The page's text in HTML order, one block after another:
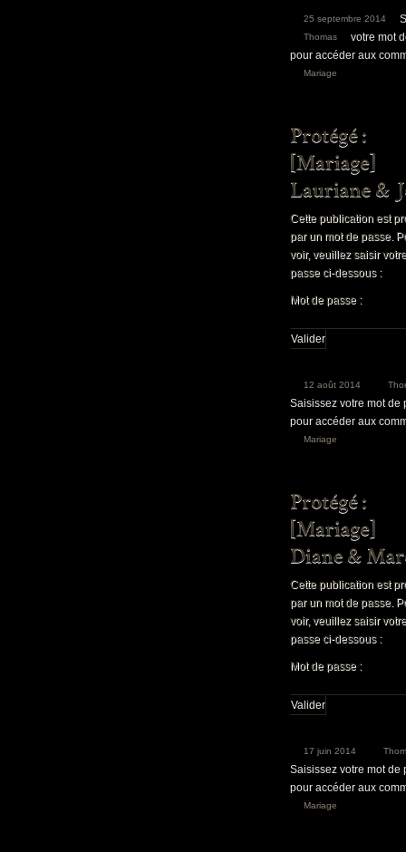
25 septembre 2014
Thomas
votre mot
pour accéder aux
Mariage
Cette publication est
par un mot de passe.
voir, veuillez saisir
passe ci-dessous :
Mot de passe :
12 août 2014
Saisissez votre mot de
pour accéder aux
Mariage
Cette publication est
par un mot de passe.
voir, veuillez saisir
passe ci-dessous :
Mot de passe :
17 juin 2014
Saisissez votre mot de
pour accéder aux
Mariage